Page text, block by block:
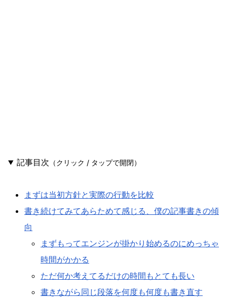
記事目次 （クリック / タップで開閉）
まずは当初方針と実際の行動を比較
書き続けてみてあらためて感じる、僕の記事書きの傾
向
まずもってエンジンが掛かり始めるのにめっちゃ
時間がかかる
ただ何か考えてるだけの時間もとても長い
書きながら同じ段落を何度も何度も書き直す